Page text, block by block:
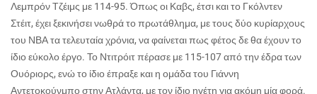
Λεμπρόν Τζέιμς με 114-95. Όπως οι Καβς, έτσι και το Γκόλντεν
Στέιτ, έχει ξεκινήσει νωθρά το πρωτάθλημα, με τους δύο κυρίαρχους
του ΝΒΑ τα τελευταία χρόνια, να φαίνεται πως φέτος δε θα έχουν το
ίδιο εύκολο έργο. Το Ντιτρόιτ πέρασε με 115-107 από την έδρα των
Ουόριορς, ενώ το ίδιο έπραξε και η ομάδα του Γιάννη
Αντετοκούνμπο στην Ατλάντα, με τον ίδιο ηγέτη για ακόμη μία φορά.